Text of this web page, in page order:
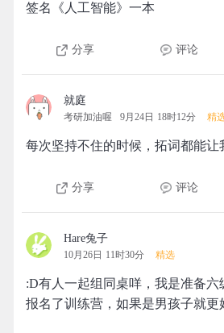
签名《人工智能》一本
分享 评论
就庭
考研加油喔 9月24日 18时12分 精
每次坚持不住的时候，拓词都能让
分享 评论
Hare兔子
10月26日 11时30分 精选
:D有人一起组同桌咩，我是准备
报名了训练营，如果是男孩子就更